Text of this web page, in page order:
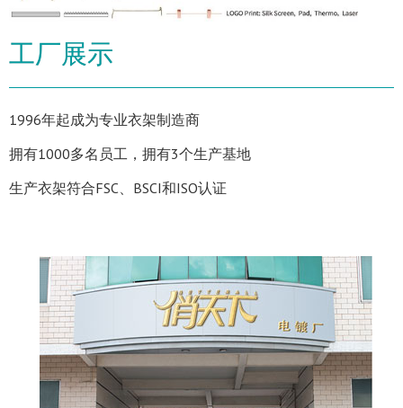
工厂展示
1996年起成为专业衣架制造商
拥有1000多名员工，拥有3个生产基地
生产衣架符合FSC、BSCI和ISO认证